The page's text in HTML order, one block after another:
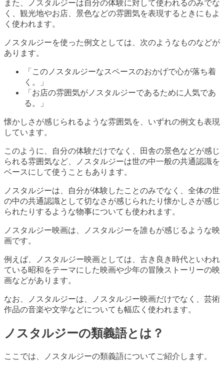
また、ノスタルジーは自分の体験に対して使われるのみでな
く、観光地やお店、景色などの雰囲気を表現するときにもよ
く使われます。
ノスタルジーを使った例文としては、次のようなものなどが
あります。
「このノスタルジーなスペースのおかげで心が落ち着
く。」
「お店の雰囲気がノスタルジーであるために人気であ
る。」
懐かしさが感じられるような雰囲気を、いずれの例文も表現
しています。
このように、自分の体験だけでなく、田舎の景色などが感じ
られる雰囲気など、ノスタルジーは世の中一般の共通認識を
ベースにして使うこともあります。
ノスタルジーは、自分が体験したことのみでなく、全体の世
の中の共通認識として切なさが感じられたり懐かしさが感じ
られたりするような物事についても使われます。
ノスタルジー映画は、ノスタルジーを誰もが感じるような映
画です。
例えば、ノスタルジー映画としては、古き良き時代といわれ
ている昭和をテーマにした映画や少年の冒険ストーリーの映
画などがあります。
なお、ノスタルジーは、ノスタルジー映画だけでなく、芸術
作品の音楽や文学などについても幅広く使われます。
ノスタルジーの類義語とは？
ここでは、ノスタルジーの類義語についてご紹介します。